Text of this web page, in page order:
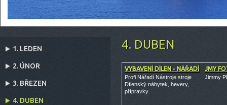
4. DUBEN
VYBAVENÍ DÍLEN - NÁŘADÍ
Profi Nářadí Nástroje stroje
Dílenský nábytek, hevery,
přípravky
JMY
Jimmy
1. LEDEN
2. ÚNOR
3. BŘEZEN
4. DUBEN